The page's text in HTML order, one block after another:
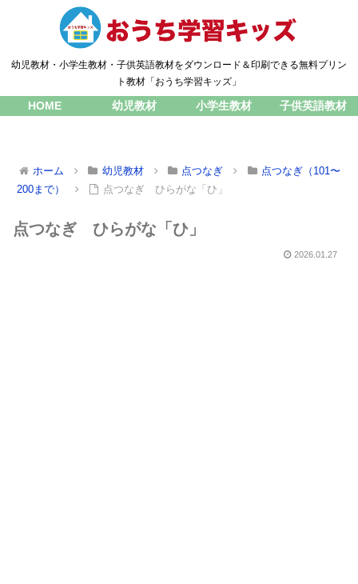
幼児教材・小学生教材・子供英語教材をダウンロード＆印刷できる無料プリン
ト教材「おうち学習キッズ」
HOME 幼児教材 小学生教材 子供英語教材
ホーム 幼児教材 点つなぎ
点つなぎ（101〜
200まで）
点つなぎ ひらがな「ひ」
点つなぎ ひらがな「ひ」
2026.01.27